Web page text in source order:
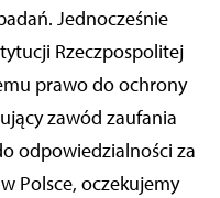
Jednocześnie
Rzeczpospolitej
prawo do ochrony
zawód zaufania
odpowiedzialności za
Polsce, oczekujemy